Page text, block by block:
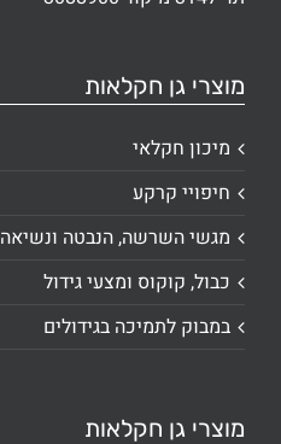
מוצרי גן חקלאות
מיכון חקלאי
חיפויי קרקע
מגשי השרשה, הנבטה ונשיאה
כבול, קוקוס ומצעי גידול
במבוק לתמיכה בגידולים
מוצרי גן חקלאות